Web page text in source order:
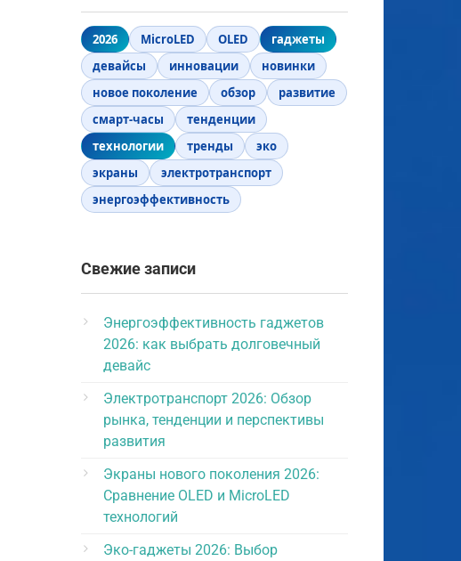
2026 MicroLED OLED
гаджеты
девайсы
инновации
новинки
новое поколение
обзор
развитие
смарт-часы
тенденции
технологии
тренды
эко
экраны
электротранспорт
энергоэффективность
Свежие записи
Энергоэффективность гаджетов
2026: как выбрать долговечный
девайс
Электротранспорт 2026: Обзор
рынка, тенденции и перспективы
развития
Экраны нового поколения 2026:
Сравнение OLED и MicroLED
технологий
Эко-гаджеты 2026: Выбор